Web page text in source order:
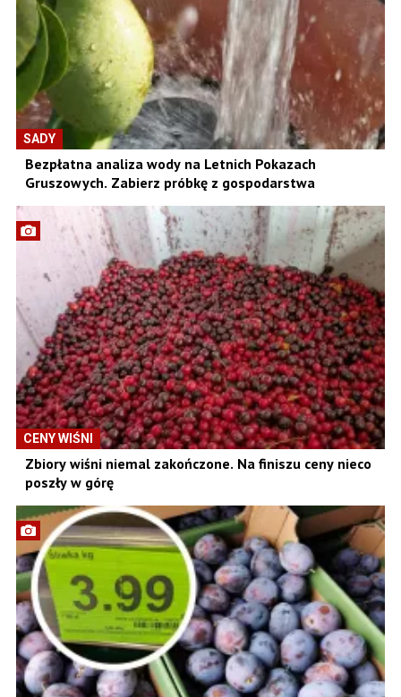
SADY
Bezpłatna analiza wody na Letnich Pokazach
Gruszowych. Zabierz próbkę z gospodarstwa
CENY WIŚNI
Zbiory wiśni niemal zakończone. Na finiszu ceny nieco
poszły w górę